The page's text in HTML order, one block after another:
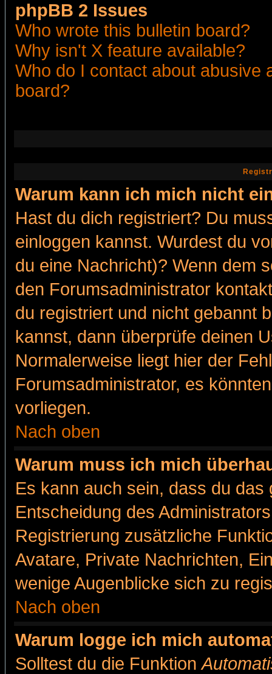
phpBB 2 Issues
Who wrote this bulletin board?
Why isn't X feature available?
Who do I contact about abusive
board?
Warum kann ich mich nicht
Hast du dich registriert? Du
einloggen kannst. Wurdest du
du eine Nachricht)? Wenn dem
den Forumsadministrator
du registriert und nicht gebannt
kannst, dann überprüfe deinen
Normalerweise liegt hier der
Forumsadministrator, es
vorliegen.
Nach oben
Warum muss ich mich
Es kann auch sein, dass du
Entscheidung des
Registrierung zusätzliche
Avatare, Private Nachrichten,
wenige Augenblicke sich zu
Nach oben
Warum logge ich mich
Solltest du die Funktion